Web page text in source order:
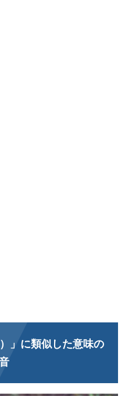
」に類似した意味の